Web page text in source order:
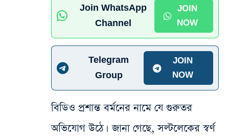
Join WhatsApp
Channel
JOIN
NOW
Telegram
Group
JOIN
NOW
বিডিও প্রশান্ত বর্মনের নামে যে‌ গুরুতর
অভিযোগ উঠে। জানা গেছে, সল্টলেকের স্বর্ণ